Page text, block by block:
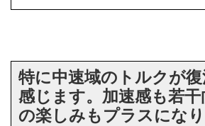
特に中速域のトルクが
感じます。加速感も若
の楽しみもプラスになり